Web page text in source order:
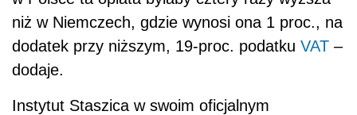
telewizorów i tabletów, które bezpośrednio
dotkną konsumentów. Producenci i importerzy,
którzy już teraz często mają marże poniżej 1
proc., przerzucą bowiem nową opłatę na
konsumentów. Przy obecnych założeniach